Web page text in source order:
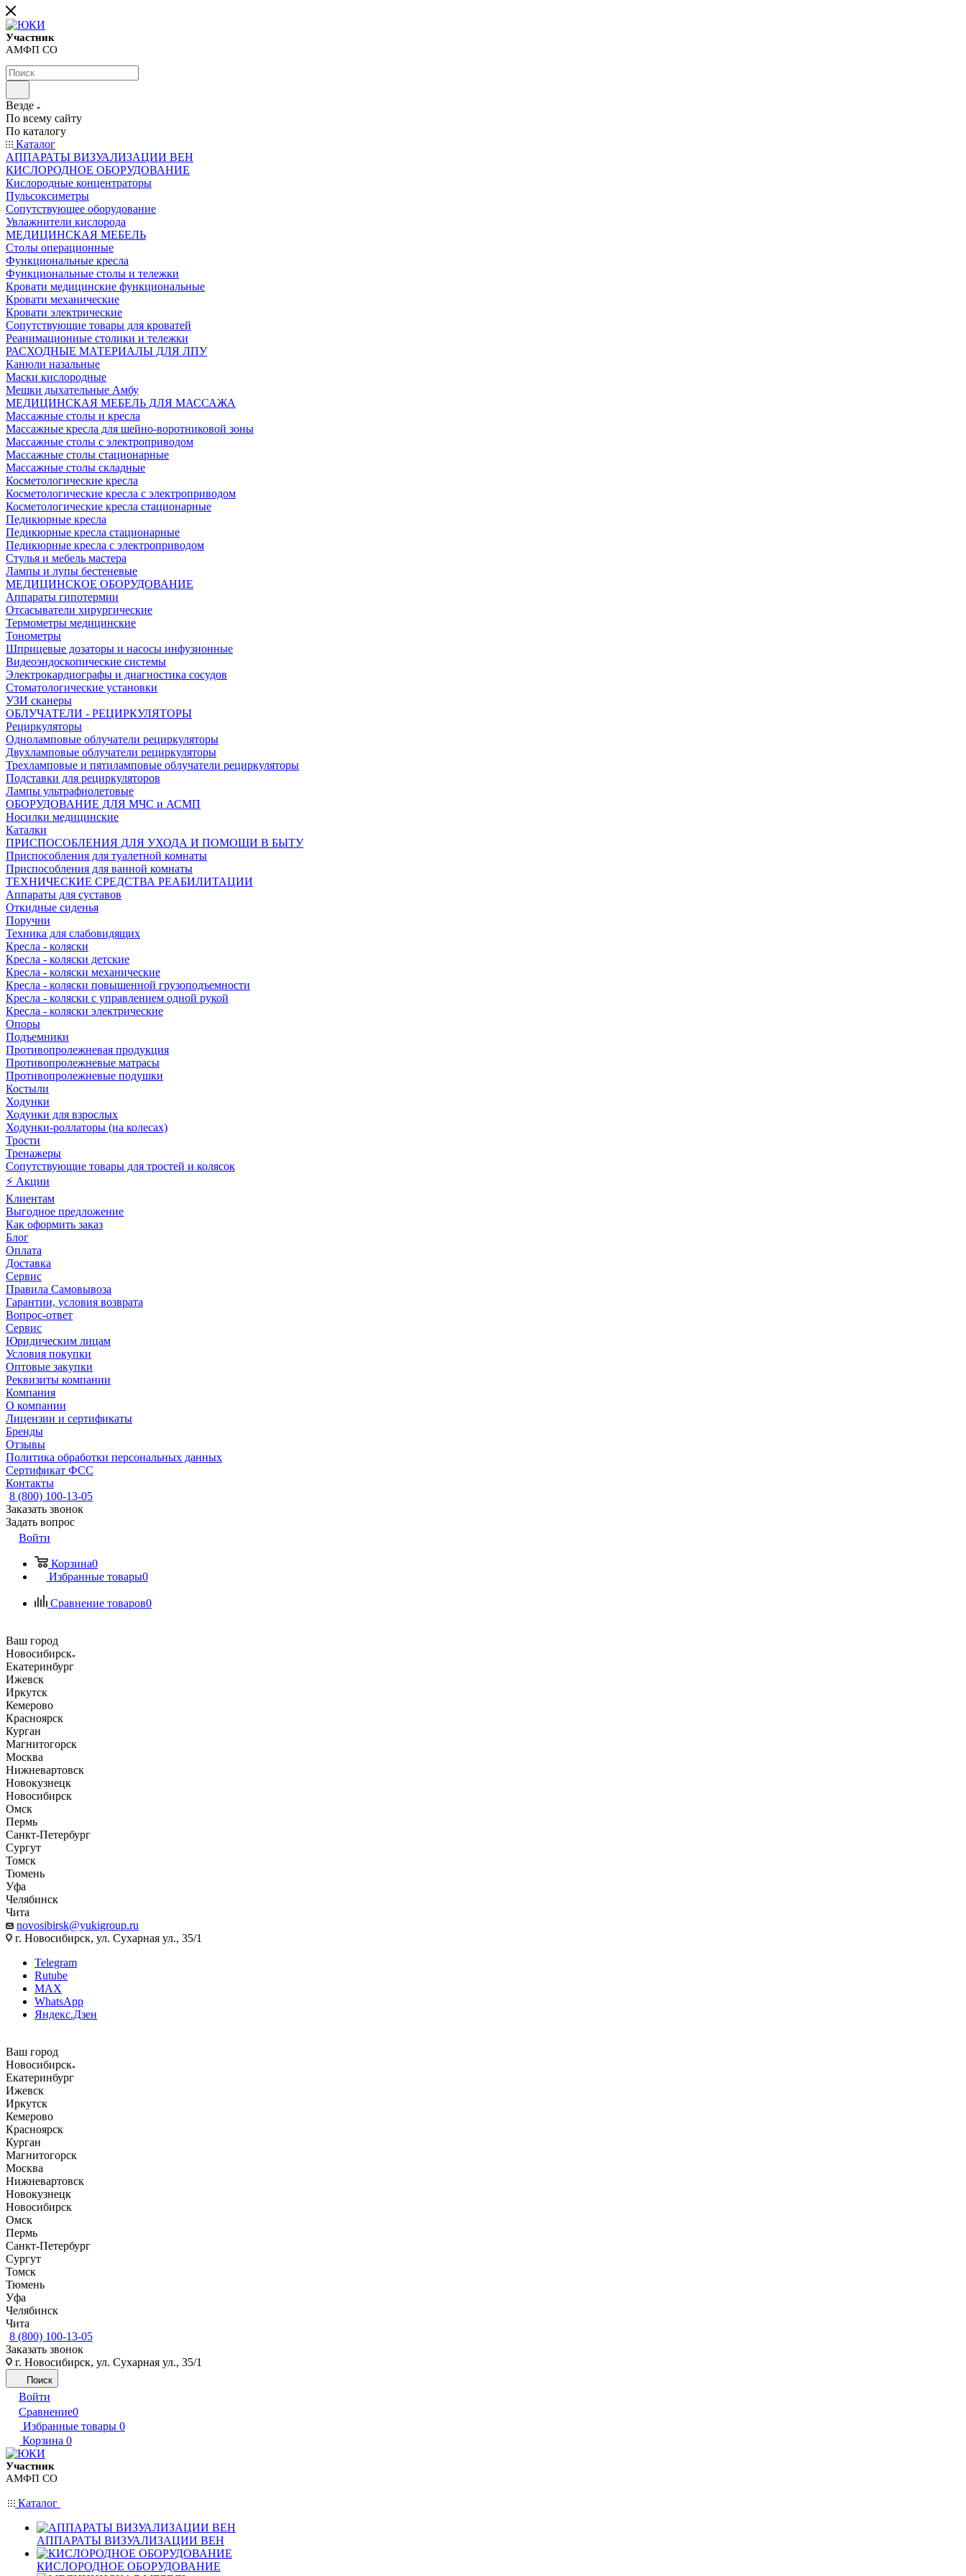
Участник
АМФП СО
Везде
По всему сайту
По каталогу
Каталог
АППАРАТЫ ВИЗУАЛИЗАЦИИ ВЕН
КИСЛОРОДНОЕ ОБОРУДОВАНИЕ
Кислородные концентраторы
Пульсоксиметры
Сопутствующее оборудование
Увлажнители кислорода
МЕДИЦИНСКАЯ МЕБЕЛЬ
Столы операционные
Функциональные кресла
Функциональные столы и тележки
Кровати медицинские функциональные
Кровати механические
Кровати электрические
Сопутствующие товары для кроватей
Реанимационные столики и тележки
РАСХОДНЫЕ МАТЕРИАЛЫ ДЛЯ ЛПУ
Канюли назальные
Маски кислородные
Мешки дыхательные Амбу
МЕДИЦИНСКАЯ МЕБЕЛЬ ДЛЯ МАССАЖА
Массажные столы и кресла
Массажные кресла для шейно-воротниковой зоны
Массажные столы с электроприводом
Массажные столы стационарные
Массажные столы складные
Косметологические кресла
Косметологические кресла с электроприводом
Косметологические кресла стационарные
Педикюрные кресла
Педикюрные кресла стационарные
Педикюрные кресла с электроприводом
Стулья и мебель мастера
Лампы и лупы бестеневые
МЕДИЦИНСКОЕ ОБОРУДОВАНИЕ
Аппараты гипотермии
Отсасыватели хирургические
Термометры медицинские
Тонометры
Шприцевые дозаторы и насосы инфузионные
Видеоэндоскопические системы
Электрокардиографы и диагностика сосудов
Стоматологические установки
УЗИ сканеры
ОБЛУЧАТЕЛИ - РЕЦИРКУЛЯТОРЫ
Рециркуляторы
Одноламповые облучатели рециркуляторы
Двухламповые облучатели рециркуляторы
Трехламповые и пятиламповые облучатели рециркуляторы
Подставки для рециркуляторов
Лампы ультрафиолетовые
ОБОРУДОВАНИЕ ДЛЯ МЧС и АСМП
Носилки медицинские
Каталки
ПРИСПОСОБЛЕНИЯ ДЛЯ УХОДА И ПОМОЩИ В БЫТУ
Приспособления для туалетной комнаты
Приспособления для ванной комнаты
ТЕХНИЧЕСКИЕ СРЕДСТВА РЕАБИЛИТАЦИИ
Аппараты для суставов
Откидные сиденья
Поручни
Техника для слабовидящих
Кресла - коляски
Кресла - коляски детские
Кресла - коляски механические
Кресла - коляски повышенной грузоподъемности
Кресла - коляски с управлением одной рукой
Кресла - коляски электрические
Опоры
Подъемники
Противопролежневая продукция
Противопролежневые матрасы
Противопролежневые подушки
Костыли
Ходунки
Ходунки для взрослых
Ходунки-роллаторы (на колесах)
Трости
Тренажеры
Сопутствующие товары для тростей и колясок
⚡ Акции
Клиентам
Выгодное предложение
Как оформить заказ
Блог
Оплата
Доставка
Сервис
Правила Самовывоза
Гарантии, условия возврата
Вопрос-ответ
Сервис
Юридическим лицам
Условия покупки
Оптовые закупки
Реквизиты компании
Компания
О компании
Лицензии и сертификаты
Бренды
Отзывы
Политика обработки персональных данных
Сертификат ФСС
Контакты
8 (800) 100-13-05
Заказать звонок
Задать вопрос
Войти
Корзина0
Избранные товары0
Сравнение товаров0
Ваш город
Новосибирск
Екатеринбург
Ижевск
Иркутск
Кемерово
Красноярск
Курган
Магнитогорск
Москва
Нижневартовск
Новокузнецк
Новосибирск
Омск
Пермь
Санкт-Петербург
Сургут
Томск
Тюмень
Уфа
Челябинск
Чита
novosibirsk@yukigroup.ru
г. Новосибирск, ул. Сухарная ул., 35/1
Telegram
Rutube
MAX
WhatsApp
Яндекс.Дзен
Ваш город
Новосибирск
Екатеринбург
Ижевск
Иркутск
Кемерово
Красноярск
Курган
Магнитогорск
Москва
Нижневартовск
Новокузнецк
Новосибирск
Омск
Пермь
Санкт-Петербург
Сургут
Томск
Тюмень
Уфа
Челябинск
Чита
8 (800) 100-13-05
Заказать звонок
г. Новосибирск, ул. Сухарная ул., 35/1
Поиск
Войти
Сравнение0
Избранные товары 0
Корзина 0
Участник
АМФП СО
Каталог
АППАРАТЫ ВИЗУАЛИЗАЦИИ ВЕН
КИСЛОРОДНОЕ ОБОРУДОВАНИЕ